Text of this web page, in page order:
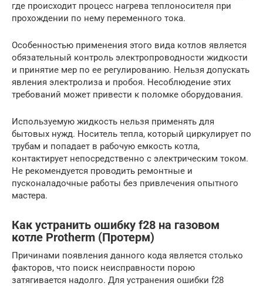
где происходит процесс нагрева теплоносителя при
прохождении по нему переменного тока.
Особенностью применения этого вида котлов является
обязательный контроль электропроводности жидкости
и принятие мер по ее регулированию. Нельзя допускать
явления электролиза и пробоя. Несоблюдение этих
требований может привести к поломке оборудования.
Используемую жидкость нельзя применять для
бытовых нужд. Носитель тепла, который циркулирует по
трубам и попадает в рабочую емкость котла,
контактирует непосредственно с электрическим током.
Не рекомендуется проводить ремонтные и
пусконаладочные работы без привлечения опытного
мастера.
Как устранить ошибку f28 на газовом
котле Protherm (Протерм)
Причинами появления данного кода является столько
факторов, что поиск неисправности порою
затягивается надолго. Для устранения ошибки f28